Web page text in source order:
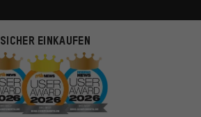
SICHER EINKAUFEN